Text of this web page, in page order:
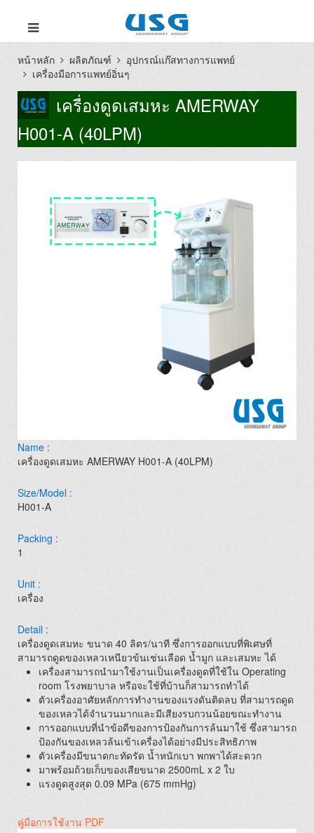
หน้าหลัก ผลิตภัณฑ์
อุปกรณ์แก๊สทางการแพทย์
เครื่องมือการแพทย์อิ่นๆ
เครื่องดูดเสมหะ AMERWAY
H001-A (40LPM)
Name :
เครื่องดูดเสมหะ AMERWAY H001-A (40LPM)
Size/Model :
H001-A
Packing :
1
Unit :
เครื่อง
Detail :
เครื่องดูดเสมหะ ขนาด 40 ลิตร/นาที ซึ่งการออกแบบที่พิเศษที่
สามารถดูดของเหลวเหนียวข้นเช่นเลือด น้ำมูก และเสมหะ ได้
เครื่องสามารถนำมาใช้งานเป็นเครื่องดูดที่ใช้ใน Operating
room โรงพยาบาล หรือจะใช้ที่บ้านก็สามารถทำได้
ตัวเครื่องอาศัยหลักการทำงานของแรงดันติดลบ ที่สามารถดูด
ของเหลวได้จำนวนมากและมีเสียงรบกวนน้อยขณะทำงาน
การออกแบบที่นำข้อดีของการป้องกันการล้นมาใช้ ซึ่งสามารถ
ป้องกันของเหลวล้นเข้าเครื่องได้อย่างมีประสิทธิภาพ
ตัวเครื่องมีขนาดกะทัดรัด น้ำหนักเบา พกพาได้สะดวก
มาพร้อมถ้วยเก็บของเสียขนาด 2500mL x 2 ใบ
แรงดูดสูงสุด 0.09 MPa (675 mmHg)
คู่มือการใช้งาน PDF